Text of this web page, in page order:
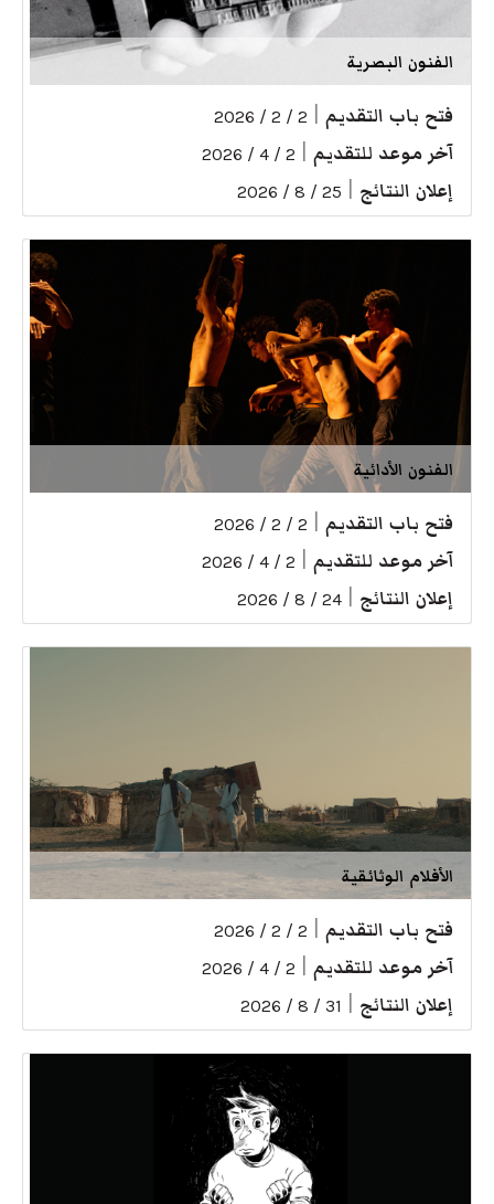
الفنون البصرية
فتح باب التقديم 2 / 2 / 2026
آخر موعد للتقديم 2 / 4 / 2026
إعلان النتائج 25 / 8 / 2026
الفنون الأدائية
فتح باب التقديم 2 / 2 / 2026
آخر موعد للتقديم 2 / 4 / 2026
إعلان النتائج 24 / 8 / 2026
الأفلام الوثائقية
فتح باب التقديم 2 / 2 / 2026
آخر موعد للتقديم 2 / 4 / 2026
إعلان النتائج 31 / 8 / 2026